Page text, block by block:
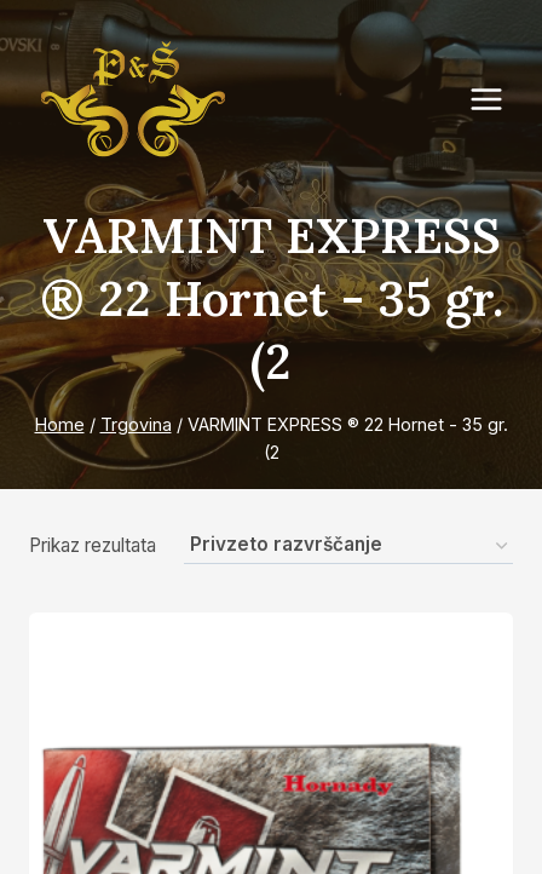
to
content
VARMINT EXPRESS
® 22 Hornet - 35 gr.
(2
Home / Trgovina / VARMINT EXPRESS ® 22 Hornet - 35 gr.
(2
Prikaz rezultata